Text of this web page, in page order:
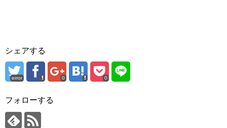
シェアする
error 0 0
フォローする